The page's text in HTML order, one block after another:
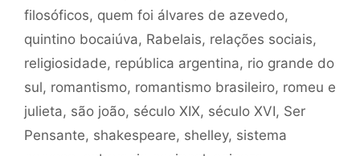
filosóficos, quem foi álvares de azevedo,
quintino bocaiúva, Rabelais, relações sociais,
religiosidade, república argentina, rio grande do
sul, romantismo, romantismo brasileiro, romeu e
julieta, são joão, século XIX, século XVI, Ser
Pensante, shakespeare, shelley, sistema